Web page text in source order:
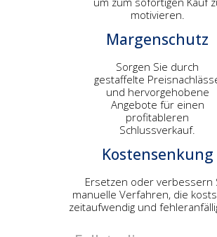
motivieren.
Margenschutz
Sorgen Sie durch
gestaffelte
und hervorgehobene
Angebote für einen
profitableren
Schlussverkauf.
Kostensenkung
Ersetzen oder verbessern
manuelle Verfahren, die
zeitaufwendig und